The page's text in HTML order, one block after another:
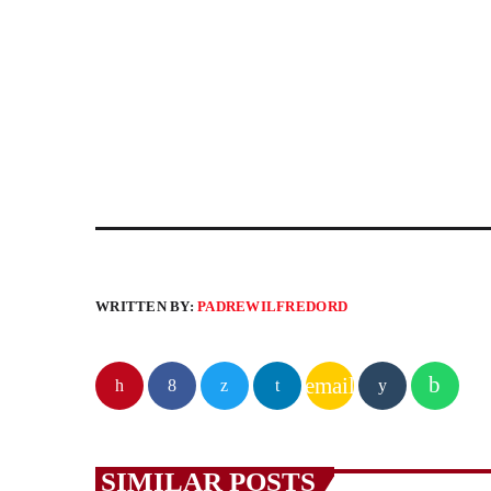
WRITTEN BY:PADREWILFREDORD
email
SIMILAR POSTS